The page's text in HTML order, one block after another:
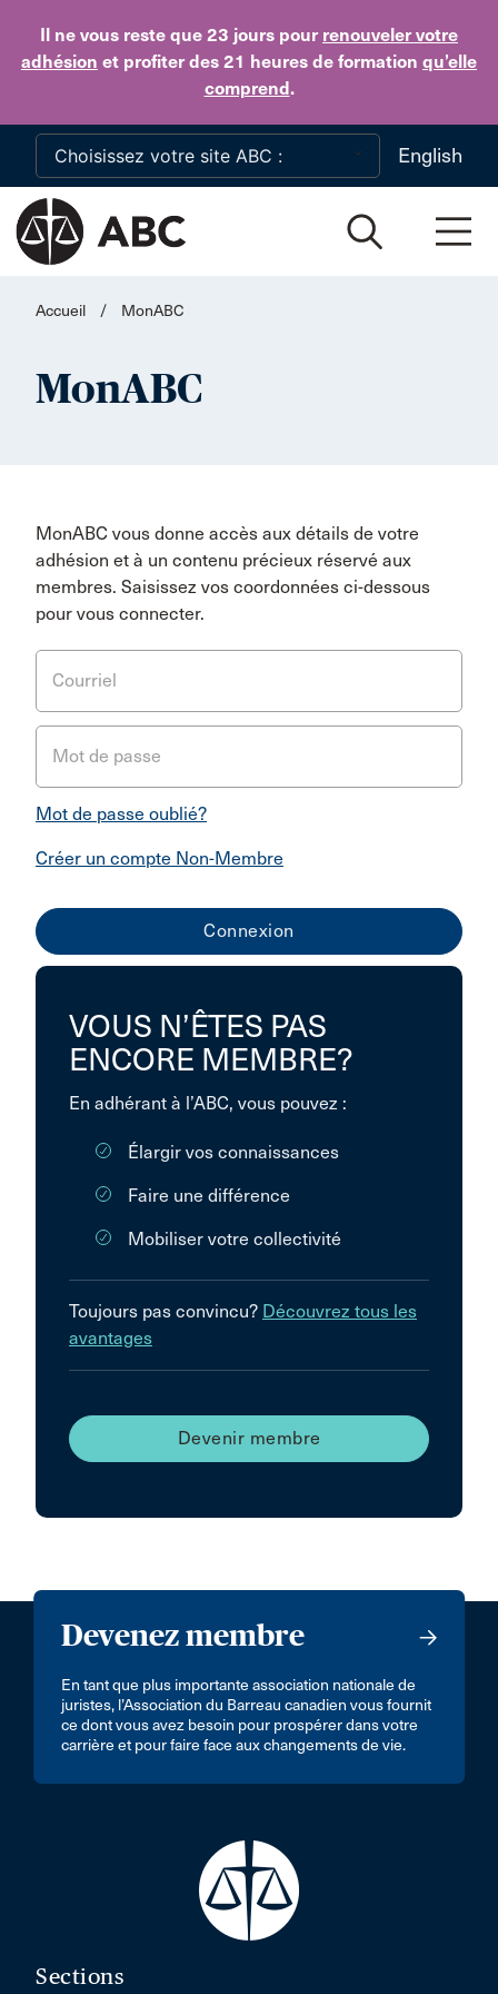
Il ne vous reste que 23 jours pour renouveler votre
adhésion et profiter des 21 heures de formation qu’elle
comprend.
Skip to main content
English
Accueil / MonABC
MonABC
MonABC vous donne accès aux détails de votre
adhésion et à un contenu précieux réservé aux
membres. Saisissez vos coordonnées ci-dessous
pour vous connecter.
Courriel
Mot de passe
Mot de passe oublié?
Créer un compte Non-Membre
VOUS N’ÊTES PAS
ENCORE MEMBRE?
En adhérant à l’ABC, vous pouvez :
Élargir vos connaissances
Faire une différence
Mobiliser votre collectivité
Toujours pas convincu? Découvrez tous les
avantages
Devenir membre
Devenez membre
En tant que plus importante association nationale de
juristes, l’Association du Barreau canadien vous fournit
ce dont vous avez besoin pour prospérer dans votre
carrière et pour faire face aux changements de vie.
Sections